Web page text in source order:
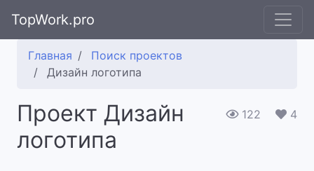
TopWork.pro
Главная
Поиск проектов
Дизайн логотипа
122 4
Проект Дизайн
логотипа